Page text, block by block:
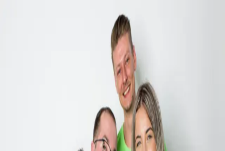
Herzlich willkommen beim compassio Seniorenzentrum Haus
Bolande! Unsere moderne Einrichtung wurde 2021 eröffnet und
liegt in Schleswig-Holstein und gehört zur Region Lübeck. Eine
freundliche Einrichtung und viel Tageslicht machen unser Haus zu
einem gemütlichen Zuhause für bis zu 98 ältere und
pflegebedürftige Menschen. Wir sind umgeben von Wäldern,
Teichen und Wanderwegen in einem ansprechenden
Naherholungsgebiet. Einkaufsmöglichkeiten, Restaurants und
kulturelle Angebote befinden sich im Stadtkern und sorgen für
Abwechslung. Uns ist es eine Herzensangelegenheit, für eine
liebevolle Pflege und Betreuung der Bewohner:innen zu sorgen.
Dafür ist unser 34-köpfiges Team noch auf der Suche nach
Verstärkung. Wir freuen uns auf Ihre Bewerbung!